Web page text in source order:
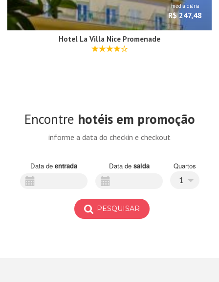
média diária
R$ 247,48
Hotel La Villa Nice Promenade
Encontre hotéis em promoção
informe a data do checkin e checkout
Data de entrada Data de saida Quartos
1
PESQUISAR